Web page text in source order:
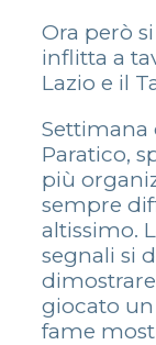
Ora però
inflitta a
Lazio e il
Settimana
Paratico,
più
sempre
altissimo.
segnali si
giocato
fame